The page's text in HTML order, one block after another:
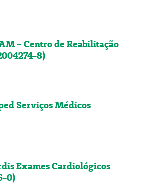
– Centro de Reabilitação
8)
Serviços Médicos
Exames Cardiológicos
0)